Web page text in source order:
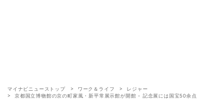
マイナビニューストップ ワーク＆ライフ
レジャー
京都国立博物館の京の町家風・新平常展示館が開館 - 記念展には国宝50余点